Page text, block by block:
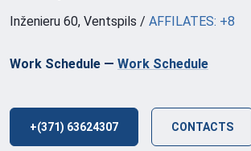
Inženieru 60, Ventspils / AFFILATES: +8
Work Schedule — Work Schedule
+(371) 63624307 CONTACTS